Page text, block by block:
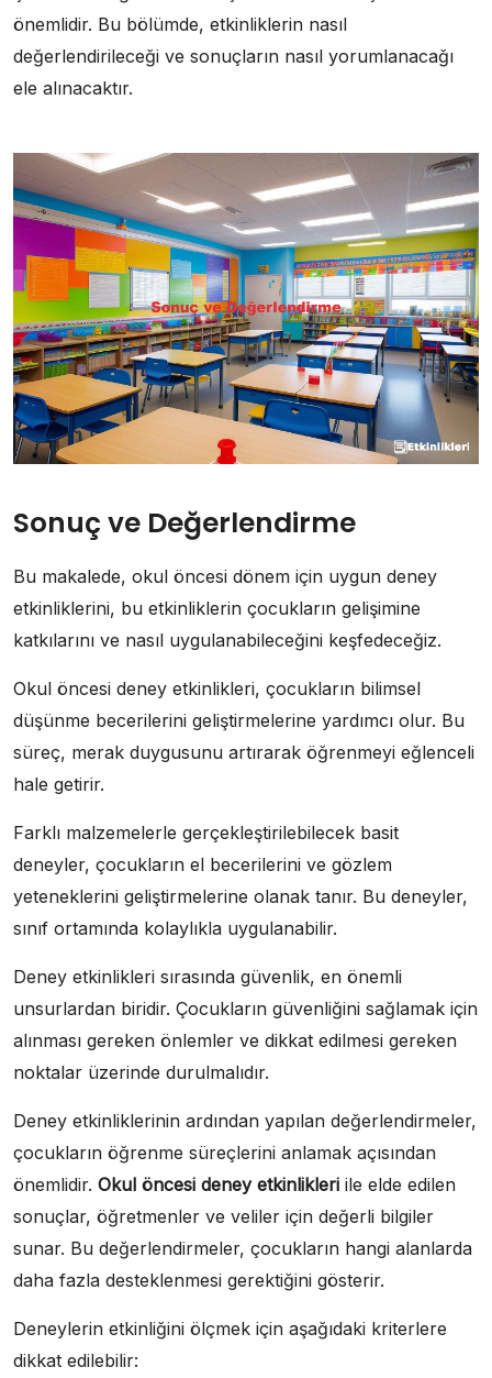
önemlidir. Bu bölümde, etkinliklerin nasıl
değerlendirileceği ve sonuçların nasıl yorumlanacağı
ele alınacaktır.
Sonuç ve Değerlendirme
Bu makalede, okul öncesi dönem için uygun deney
etkinliklerini, bu etkinliklerin çocukların gelişimine
katkılarını ve nasıl uygulanabileceğini keşfedeceğiz.
Okul öncesi deney etkinlikleri, çocukların bilimsel
düşünme becerilerini geliştirmelerine yardımcı olur. Bu
süreç, merak duygusunu artırarak öğrenmeyi eğlenceli
hale getirir.
Farklı malzemelerle gerçekleştirilebilecek basit
deneyler, çocukların el becerilerini ve gözlem
yeteneklerini geliştirmelerine olanak tanır. Bu deneyler,
sınıf ortamında kolaylıkla uygulanabilir.
Deney etkinlikleri sırasında güvenlik, en önemli
unsurlardan biridir. Çocukların güvenliğini sağlamak için
alınması gereken önlemler ve dikkat edilmesi gereken
noktalar üzerinde durulmalıdır.
Deney etkinliklerinin ardından yapılan değerlendirmeler,
çocukların öğrenme süreçlerini anlamak açısından
önemlidir. Okul öncesi deney etkinlikleri ile elde edilen
sonuçlar, öğretmenler ve veliler için değerli bilgiler
sunar. Bu değerlendirmeler, çocukların hangi alanlarda
daha fazla desteklenmesi gerektiğini gösterir.
Deneylerin etkinliğini ölçmek için aşağıdaki kriterlere
dikkat edilebilir: